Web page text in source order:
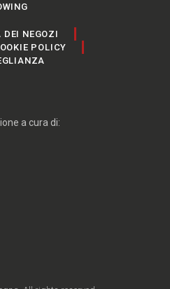
DEI NEGOZI
POLICY
a cura di: